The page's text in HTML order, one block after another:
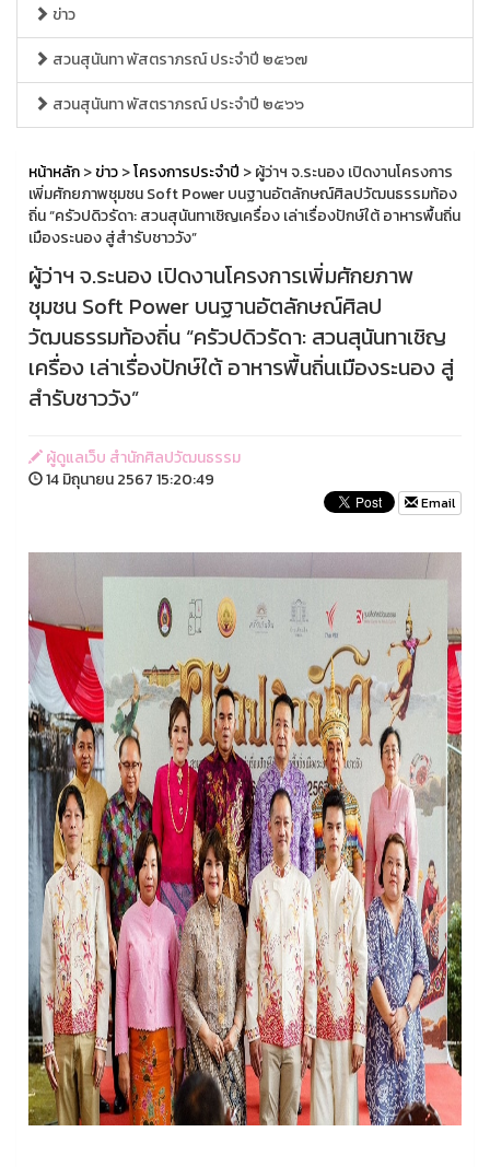
ข่าว
สวนสุนันทา พัสตราภรณ์ ประจำปี ๒๕๖๗
สวนสุนันทา พัสตราภรณ์ ประจำปี ๒๕๖๖
หน้าหลัก>ข่าว>โครงการประจำปี > ผู้ว่าฯ จ.ระนอง เปิดงานโครงการ
เพิ่มศักยภาพชุมชน Soft Power บนฐานอัตลักษณ์ศิลปวัฒนธรรมท้อง
ถิ่น “ครัวปดิวรัดา: สวนสุนันทาเชิญเครื่อง เล่าเรื่องปักษ์ใต้ อาหารพื้นถิ่น
เมืองระนอง สู่สำรับชาววัง”
ผู้ว่าฯ จ.ระนอง เปิดงานโครงการเพิ่มศักยภาพ
ชุมชน Soft Power บนฐานอัตลักษณ์ศิลป
วัฒนธรรมท้องถิ่น “ครัวปดิวรัดา: สวนสุนันทาเชิญ
เครื่อง เล่าเรื่องปักษ์ใต้ อาหารพื้นถิ่นเมืองระนอง สู่
สำรับชาววัง”
ผู้ดูแลเว็บ สำนักศิลปวัฒนธรรม
14 มิถุนายน 2567 15:20:49
Email